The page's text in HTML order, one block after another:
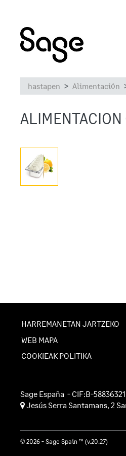
hastapen Alimentación
HARREMANETAN JARTZEKO
WEB MAPA
COOKIEAK POLITIKA
Sage España - CIF:B-58836321
Jesús Serra Santamans, 2
© 2026 - Sage Spain ™ (v.20.27)